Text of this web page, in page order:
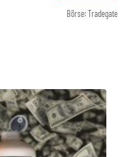
Börse: Tradegate